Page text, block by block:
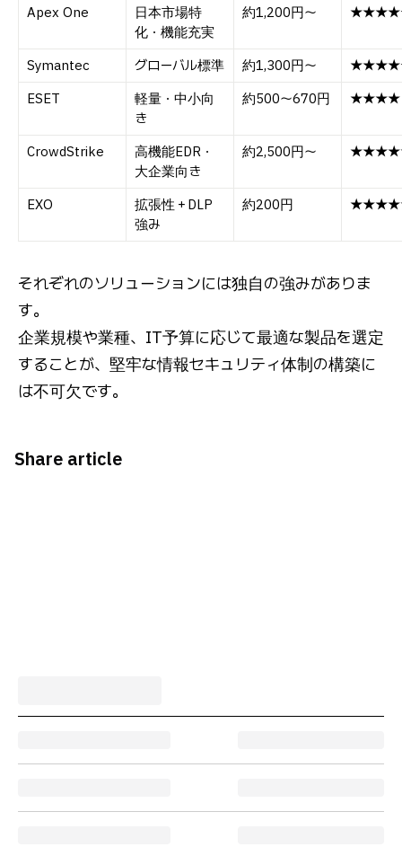
Apex One
日本市場特
化・機能充実
約1,200円〜
Symantec グローバル標準 約1,300円〜
ESET
軽量・中小向
き
約500〜670円 ★★★★
CrowdStrike
高機能EDR・
大企業向き
約2,500円〜
EXO
拡張性＋DLP
強み
約200円
それぞれのソリューションには独自の強みがありま
す。
企業規模や業種、IT予算に応じて最適な製品を選定
することが、堅牢な情報セキュリティ体制の構築に
は不可欠です。
Share article